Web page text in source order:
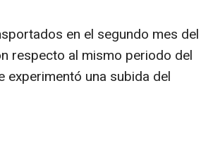
en el segundo mes del
respecto al mismo periodo del
experimentó una subida del